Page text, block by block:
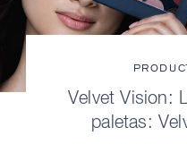
Velvet Vision:
paletas: